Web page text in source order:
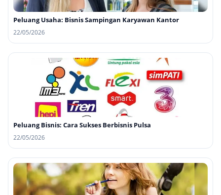
Peluang Usaha: Bisnis Sampingan Karyawan Kantor
22/05/2026
Peluang Bisnis: Cara Sukses Berbisnis Pulsa
22/05/2026